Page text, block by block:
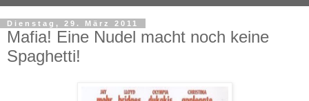
Dienstag, 29. März 2011
Mafia! Eine Nudel macht noch keine
Spaghetti!